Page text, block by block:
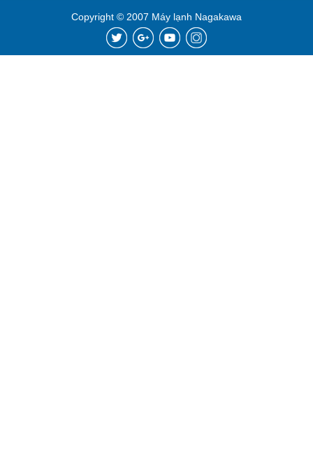
Copyright © 2007 Máy lạnh Nagakawa